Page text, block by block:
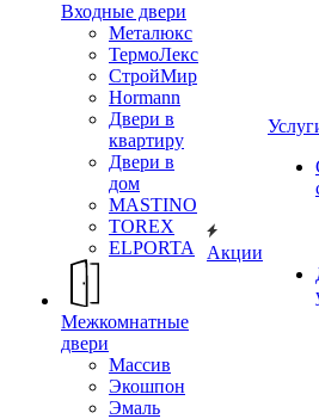
Входные двери
Металюкс
ТермоЛекс
СтройМир
Hormann
Двери в
квартиру
Двери в
дом
MASTINO
TOREX
ELPORTA
Межкомнатные
двери
Массив
Экошпон
Эмаль
Акции